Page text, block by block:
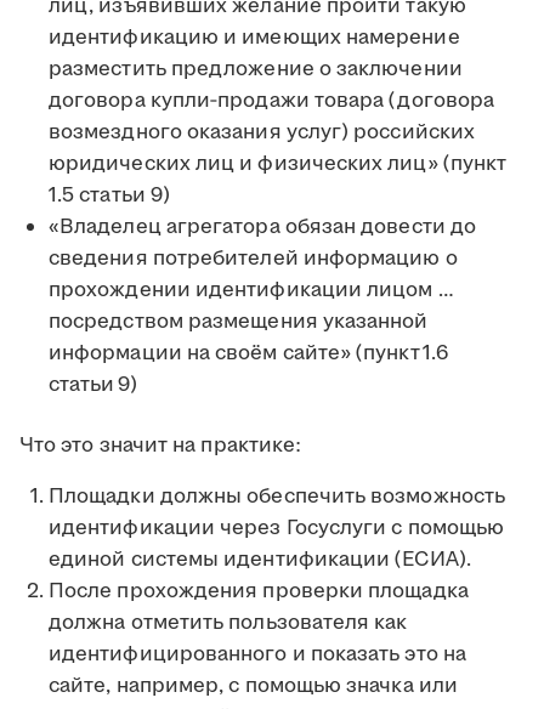
лиц, изъявивших желание пройти такую
идентификацию и имеющих намерение
разместить предложение о заключении
договора купли‑продажи товара (договора
возмездного оказания услуг) российских
юридических лиц и физических лиц» (пункт
1.5 статьи 9)
«Владелец агрегатора обязан довести до
сведения потребителей информацию о
прохождении идентификации лицом …
посредством размещения указанной
информации на своём сайте» (пункт 1.6
статьи 9)
Что это значит на практике:
Площадки должны обеспечить возможность
идентификации через Госуслуги с помощью
единой системы идентификации (ЕСИА).
После прохождения проверки площадка
должна отметить пользователя как
идентифицированного и показать это на
сайте, например, с помощью значка или